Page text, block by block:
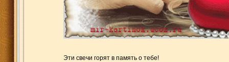
Эти свечи горят в память о тебе!